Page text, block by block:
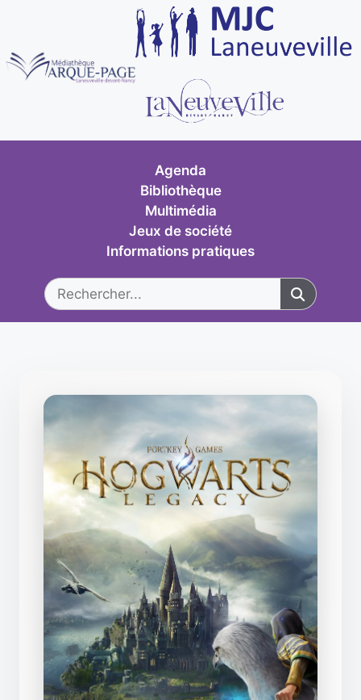
Agenda
Bibliothèque
Multimédia
Jeux de société
Informations pratiques